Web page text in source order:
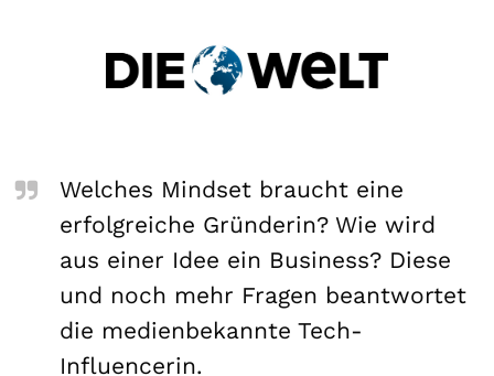
Welches Mindset braucht eine
erfolgreiche Gründerin? Wie wird
aus einer Idee ein Business? Diese
und noch mehr Fragen beantwortet
die medienbekannte Tech-
Influencerin.